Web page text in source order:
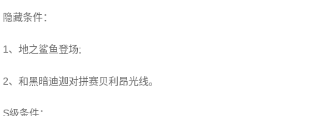
隐藏条件：
1、地之鲨鱼登场;
2、和黑暗迪迦对拼赛贝利昂光线。
S级条件：